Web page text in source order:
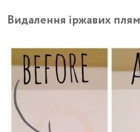
Видалення іржавих плям